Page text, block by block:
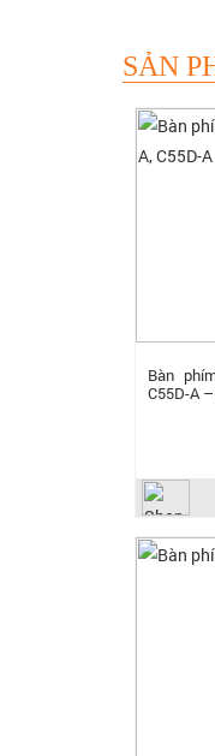
SẢN
Bàn
C55D-A